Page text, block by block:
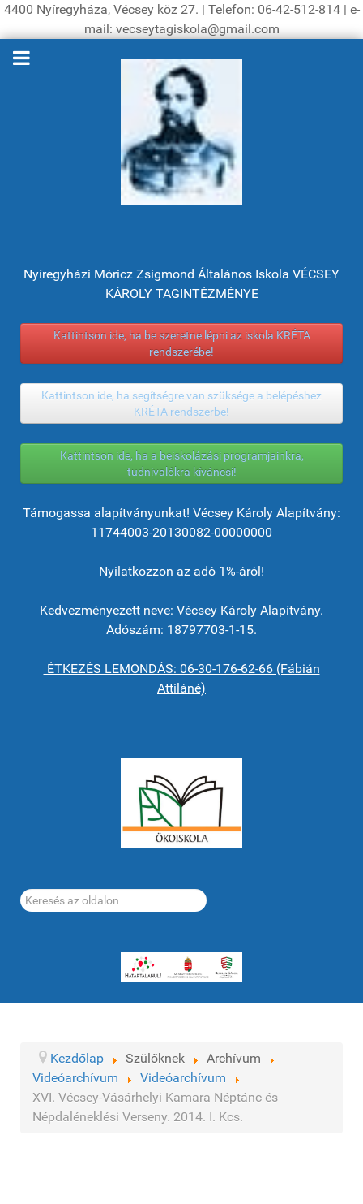
4400 Nyíregyháza, Vécsey köz 27. | Telefon: 06-42-512-814 | e-
mail: vecseytagiskola@gmail.com
Nyíregyházi Móricz Zsigmond Általános Iskola VÉCSEY
KÁROLY TAGINTÉZMÉNYE
Kattintson ide, ha be szeretne lépni az iskola KRÉTA
rendszerébe!
Kattintson ide, ha segítségre van szüksége a belépéshez
KRÉTA rendszerbe!
Kattintson ide, ha a beiskolázási programjainkra,
tudnivalókra kíváncsi!
Támogassa alapítványunkat! Vécsey Károly Alapítvány:
11744003-20130082-00000000
Nyilatkozzon az adó 1%-áról!
Kedvezményezett neve: Vécsey Károly Alapítvány.
Adószám: 18797703-1-15.
ÉTKEZÉS LEMONDÁS: 06-30-176-62-66 (Fábián
Attiláné)
Keresés...
Kezdőlap Szülőknek
Archívum
Videóarchívum
Videóarchívum
XVI. Vécsey-Vásárhelyi Kamara Néptánc és
Népdaléneklési Verseny. 2014. I. Kcs.